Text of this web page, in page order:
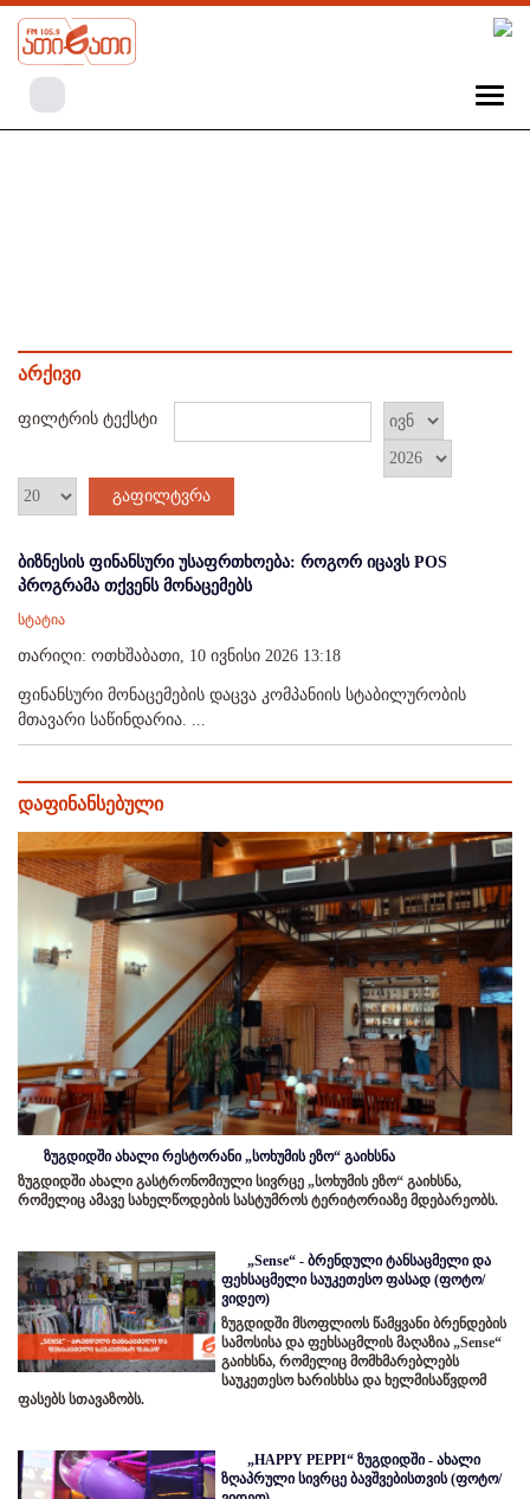
არქივი
ფილტრის ტექსტი
გაფილტვრა
ბიზნესის ფინანსური უსაფრთხოება: როგორ იცავს POS
პროგრამა თქვენს მონაცემებს
სტატია
თარიღი: ოთხშაბათი, 10 ივნისი 2026 13:18
ფინანსური მონაცემების დაცვა კომპანიის სტაბილურობის
მთავარი საწინდარია. ...
დაფინანსებული
ზუგდიდში ახალი რესტორანი „სოხუმის ეზო“ გაიხსნა
ზუგდიდში ახალი გასტრონომიული სივრცე „სოხუმის ეზო“ გაიხსნა,
რომელიც ამავე სახელწოდების სასტუმროს ტერიტორიაზე მდებარეობს.
„Sense“ - ბრენდული ტანსაცმელი და
ფეხსაცმელი საუკეთესო ფასად (ფოტო/
ვიდეო)
ზუგდიდში მსოფლიოს წამყვანი ბრენდების
სამოსისა და ფეხსაცმლის მაღაზია „Sense“
გაიხსნა, რომელიც მომხმარებლებს
საუკეთესო ხარისხსა და ხელმისაწვდომ
ფასებს სთავაზობს.
„HAPPY PEPPI“ ზუგდიდში - ახალი
ზღაპრული სივრცე ბავშვებისთვის (ფოტო/